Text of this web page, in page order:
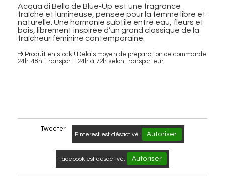
Acqua di Bella de Blue-Up est une fragrance
fraîche et lumineuse, pensée pour la femme libre et
naturelle. Une harmonie subtile entre eau, fleurs et
bois, librement inspirée d’un grand classique de la
fraîcheur féminine contemporaine.
Produit en stock ! Délais moyen de préparation de commande
24h-48h. Transport : 24h à 72h selon transporteur
Tweeter
Pinterest est désactivé. Autoriser
Facebook est désactivé. Autoriser